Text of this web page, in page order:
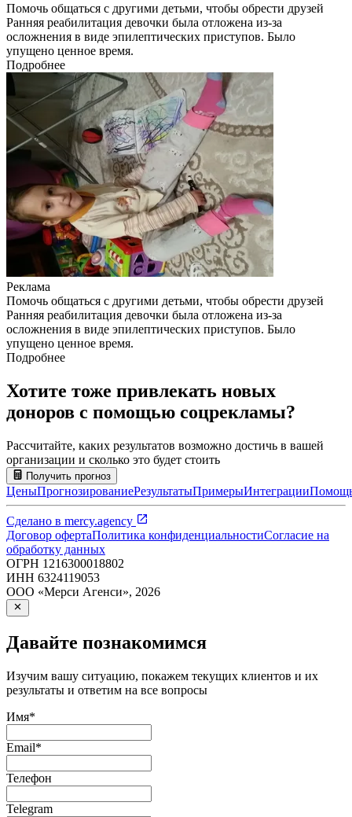
Помочь общаться с другими детьми, чтобы обрести друзей
Ранняя реабилитация девочки была отложена из-за
осложнения в виде эпилептических приступов. Было
упущено ценное время.
Подробнее
Реклама
Помочь общаться с другими детьми, чтобы обрести друзей
Ранняя реабилитация девочки была отложена из-за
осложнения в виде эпилептических приступов. Было
упущено ценное время.
Подробнее
Хотите тоже привлекать новых
доноров с помощью соцрекламы?
Рассчитайте, каких результатов возможно достичь в вашей
организации и сколько это будет стоить
Получить прогноз
ЦеныПрогнозированиеРезультатыПримерыИнтеграции
Сделано в mercy.agency
Договор офертаПолитика конфиденциальностиСогласие на
обработку данных
ОГРН 1216300018802
ИНН 6324119053
ООО «Мерси Агенси», 2026
Давайте познакомимся
Изучим вашу ситуацию, покажем текущих клиентов и их
результаты и ответим на все вопросы
Имя*
Email*
Телефон
Telegram